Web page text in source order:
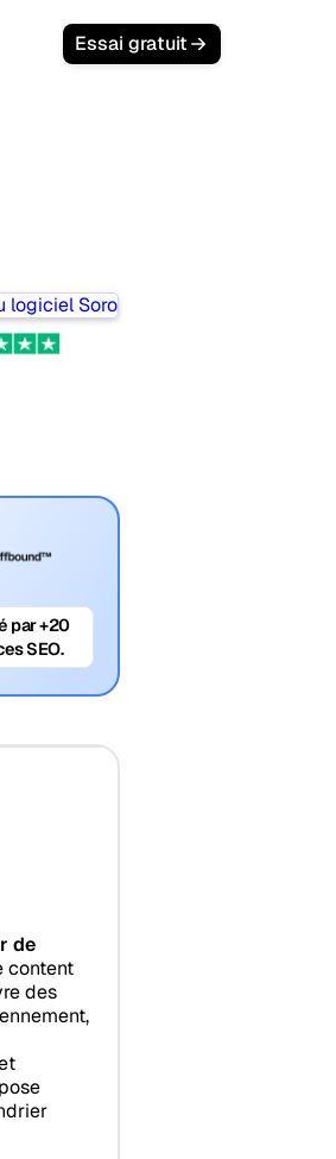
Essai gratuit
par +20
SEO.
de
content
des